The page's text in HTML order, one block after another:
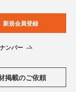
新規会員登録
ンバー
掲載のご依頼